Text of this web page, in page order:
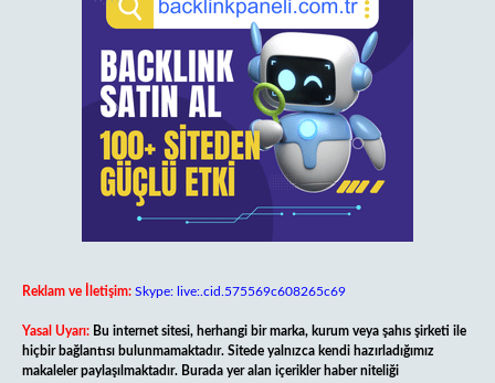
Reklam ve İletişim: Skype: live:.cid.575569c608265c69
Yasal Uyarı: Bu internet sitesi, herhangi bir marka, kurum veya şahıs şirketi ile
hiçbir bağlantısı bulunmamaktadır. Sitede yalnızca kendi hazırladığımız
makaleler paylaşılmaktadır. Burada yer alan içerikler haber niteliği